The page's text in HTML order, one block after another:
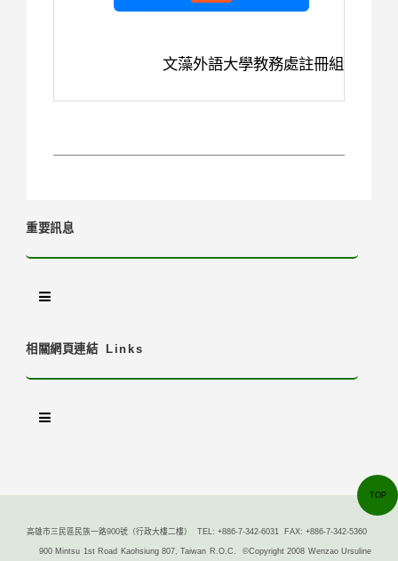
文藻外語大學教務處註冊組
重要訊息
相關網頁連結 Links
高雄市三民區民族一路900號（行政大樓二樓） TEL: +886-7-342-6031 FAX: +886-7-342-5360
900 Mintsu 1st Road Kaohsiung 807, Taiwan R.O.C. ©Copyright 2008 Wenzao Ursuline
TOP